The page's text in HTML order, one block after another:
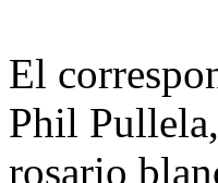
El
Phil
rosario